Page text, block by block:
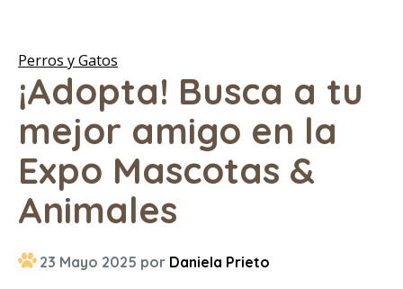
Perros y Gatos
¡Adopta! Busca a tu
mejor amigo en la
Expo Mascotas &
Animales
23 Mayo 2025 por Daniela Prieto